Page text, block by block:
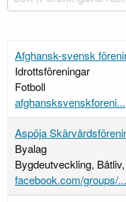
Afghansk-svensk
Idrottsföreningar
Fotboll
afghansksvenskforeni...
Aspöja
Byalag
Bygdeutveckling,
facebook.com/groups/...